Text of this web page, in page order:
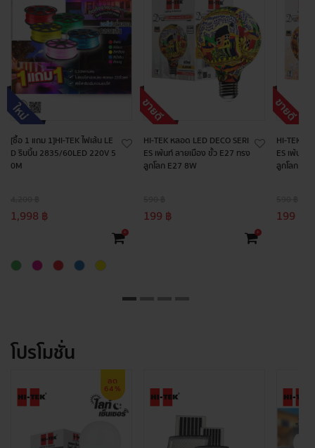
[ซื้อ 1 แถม 1]HI-TEK ไฟเส้น LE
D ริบบิ้น 2835/60LED 220V 5
0M
1,998 ฿
+
HI-TEK หลอด LED DECO SERI
ES เพ้นท์ ลายเมือง ขั้ว E27 ทรง
ลูกโลก E27 8W
199 ฿
+
HI-TEK ห
ES เพ้นท์
ลูกโลก
199 ฿
โปรโมชั่น
ลด
64%